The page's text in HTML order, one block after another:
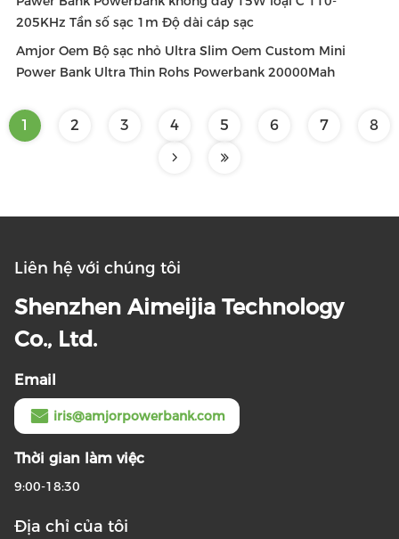
205KHz Tần số sạc 1m Độ dài cáp sạc
Amjor Oem Bộ sạc nhỏ Ultra Slim Oem Custom Mini
Power Bank Ultra Thin Rohs Powerbank 20000Mah
1 2 3 4 5 6 7 8
Liên hệ với chúng tôi
Shenzhen Aimeijia Technology
Co., Ltd.
Email
iris@amjorpowerbank.com
Thời gian làm việc
9:00-18:30
Địa chỉ của tôi